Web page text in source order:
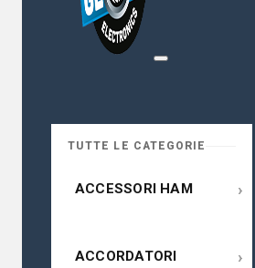
TUTTE LE CATEGORIE
ACCESSORI HAM ›
ACCORDATORI ›